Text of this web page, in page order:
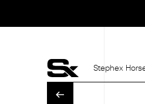
Stephex